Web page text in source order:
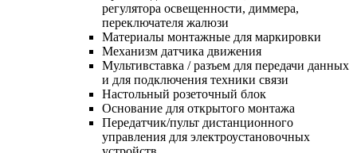
регулятора освещенности, диммера,
переключателя жалюзи
Материалы монтажные для маркировки
Механизм датчика движения
Мультивставка / разъем для передачи данных
и для подключения техники связи
Настольный розеточный блок
Основание для открытого монтажа
Передатчик/пульт дистанционного
управления для электроустановочных